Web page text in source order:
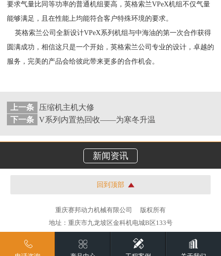
要求气量比同等功率的普通机组要高，英格索兰VPeX机组不仅气量
能够满足，且在性能上均能符合客户特殊环境的要求。
英格索兰公司全新设计VPeX系列机组与中海油的第一次合作获得
圆满成功，相信这只是一个开始，英格索兰公司专业的设计，卓越的
服务，完美的产品会给彼此带来更多的合作机会。
上一条
压缩机主机大修
下一条 V系列内置热回收——为寒冬升温
新闻资讯
回到顶部
重庆赛邦动力机械有限公司
版权所有
地址：重庆市九龙坡区金科机电城B区133号